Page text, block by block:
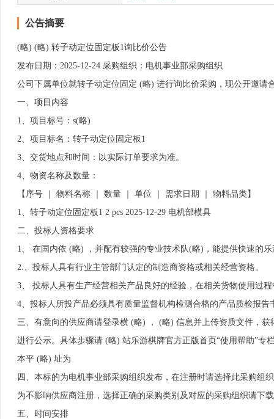
公告摘要
(略) (略) 转子动定位固定板1询比价公告
发布日期：2025-12-24 采购组织：电机事业部采购组织
公司下属单位就转子动定位固定 (略) 进行询比价采购，现公开邀请
一、项目内容
1、项目标号：s(略)
2、项目标名：转子动定位固定板1
3、交货地点和时间：以实际订单要求为准。
4、物资名称及数量：
【序号 ｜ 物料名称 ｜ 数量 ｜ 单位 ｜ 需求日期 ｜ 物料品类】
1、转子动定位固定板1 2 pcs 2025-12-29 电机部模具
二、投标人资格要求
1、 在国内依 (略) ，并配有较强的专业技术队(略)，能提供快速的
2.、投标人具有行业主管部门认定的制造商资格或相关经营资格。
3、 投标人具有生产经营相关产品良好的经验，在相关货物使用过
4、投标人所投产品必须具有质量监督机构检测合格的产品质检报告
三、有意向的供应商请登录横 (略) ， (略) 信息并上传资质文件，
进行公示。具体步骤请 (略) 站乐游棋牌官方正版首页“使用帮助”专
本平 (略) 址为
四、本标的为电机事业部采购组织发布，在注册时请选择此采购组
为不影响供应商注册，选择正确的采购类别及对应的采购组织请下
五、时间安排